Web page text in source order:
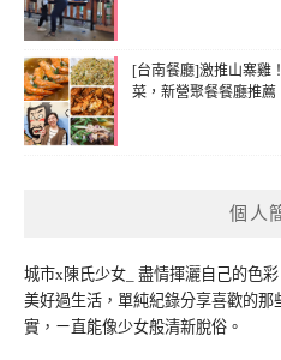
[台南餐廳]激推山寨雞
菜，新營聚餐餐廳推薦
個人
城市x陳氏少女_ 盡情揮灑自己的色
美好過生活，單純紀錄分享喜歡的
實，ㄧ直能像少女般清新脫俗。